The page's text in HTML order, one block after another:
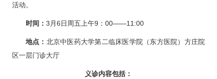
活动。
时间： 3月6日周五上午9：00——11:00
地点： 北京中医药大学第二临床医学院（东方医院）方庄院
区一层门诊大厅
义诊内容包括：